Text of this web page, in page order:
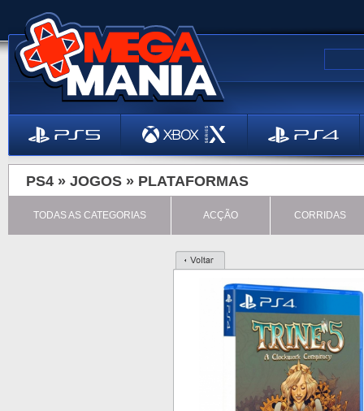
PS4 » JOGOS » PLATAFORMAS
TODAS AS CATEGORIAS ACÇÃO CORRIDAS